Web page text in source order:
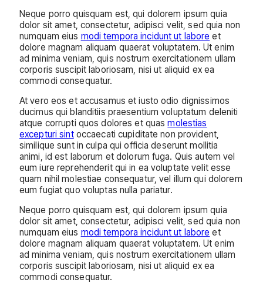
Neque porro quisquam est, qui dolorem ipsum quia
dolor sit amet, consectetur, adipisci velit, sed quia non
numquam eius modi tempora incidunt ut labore et
dolore magnam aliquam quaerat voluptatem. Ut enim
ad minima veniam, quis nostrum exercitationem ullam
corporis suscipit laboriosam, nisi ut aliquid ex ea
commodi consequatur.
At vero eos et accusamus et iusto odio dignissimos
ducimus qui blanditiis praesentium voluptatum deleniti
atque corrupti quos dolores et quasmolestias
excepturi sintoccaecati cupiditate non provident,
similique sunt in culpa qui officia deserunt mollitia
animi, id est laborum et dolorum fuga. Quis autem vel
eum iure reprehenderit qui in ea voluptate velit esse
quam nihil molestiae consequatur, vel illum qui dolorem
eum fugiat quo voluptas nulla pariatur.
Neque porro quisquam est, qui dolorem ipsum quia
dolor sit amet, consectetur, adipisci velit, sed quia non
numquam eius modi tempora incidunt ut labore et
dolore magnam aliquam quaerat voluptatem. Ut enim
ad minima veniam, quis nostrum exercitationem ullam
corporis suscipit laboriosam, nisi ut aliquid ex ea
commodi consequatur.